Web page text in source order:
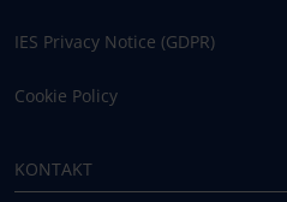
IES Privacy Notice (GDPR)
Cookie Policy
KONTAKT